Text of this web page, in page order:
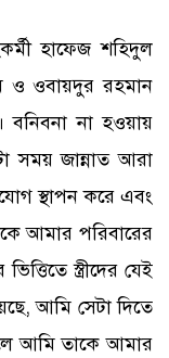
হাফেজ শহিদুল
ও ওবায়দুর রহমান
বনিবনা না হওয়ায়
সময় জান্নাত আরা
স্থাপন করে এবং
আমার পরিবারের
স্ত্রীদের যেই
আমি সেটা দিতে
আমি তাকে আমার